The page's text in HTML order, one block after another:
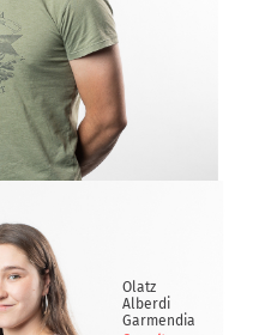
Olatz
Alberdi
Garmendia